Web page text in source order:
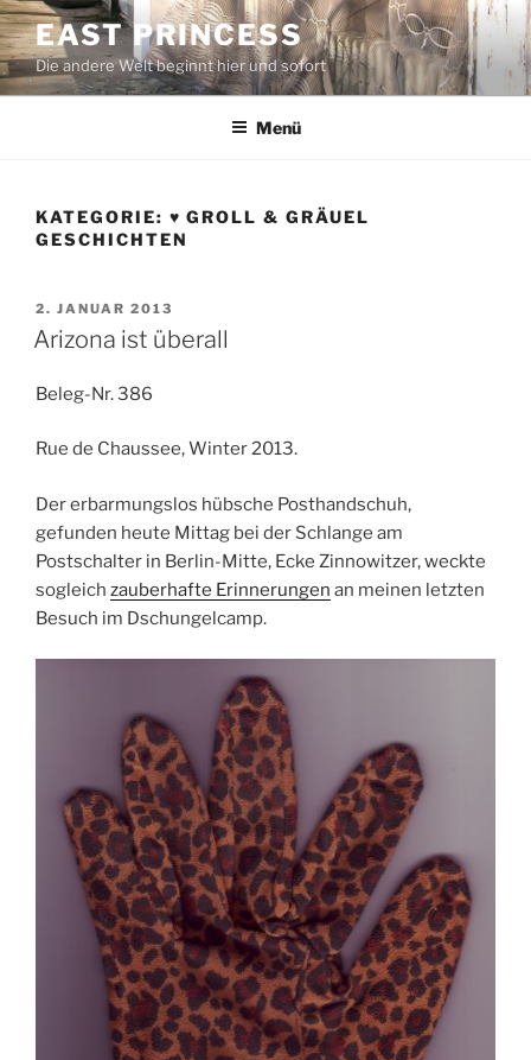
Zum
Inhalt
springen
EAST PRINCESS
Die andere Welt beginnt hier und sofort
Menü
KATEGORIE: ♥ GROLL & GRÄUEL
GESCHICHTEN
VERÖFFENTLICHT
AM
2. JANUAR 2013
Arizona ist überall
Beleg-Nr. 386
Rue de Chaussee, Winter 2013.
Der erbarmungslos hübsche Posthandschuh,
gefunden heute Mittag bei der Schlange am
Postschalter in Berlin-Mitte, Ecke Zinnowitzer, weckte
sogleich zauberhafte Erinnerungen an meinen letzten
Besuch im Dschungelcamp.